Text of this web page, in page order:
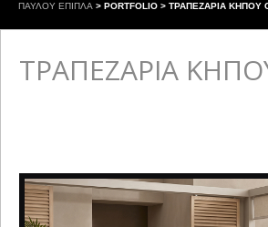
ΠΑΥΛΟΥ ΕΠΙΠΛΑ > PORTFOLIO > ΤΡΑΠΕΖΑΡΙΑ ΚΗΠΟΥ
ΤΡΑΠΕΖΑΡΙΑ